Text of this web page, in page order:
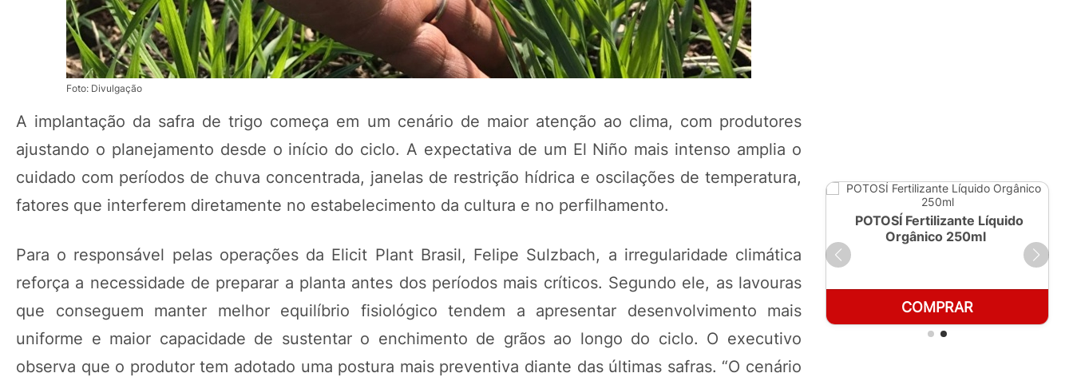
Foto: Divulgação
A implantação da safra de trigo começa em um cenário de maior atenção ao clima, com produtores
ajustando o planejamento desde o início do ciclo. A expectativa de um El Niño mais intenso amplia o
cuidado com períodos de chuva concentrada, janelas de restrição hídrica e oscilações de temperatura,
fatores que interferem diretamente no estabelecimento da cultura e no perfilhamento.
Para o responsável pelas operações da Elicit Plant Brasil, Felipe Sulzbach, a irregularidade climática
reforça a necessidade de preparar a planta antes dos períodos mais críticos. Segundo ele, as lavouras
que conseguem manter melhor equilíbrio fisiológico tendem a apresentar desenvolvimento mais
uniforme e maior capacidade de sustentar o enchimento de grãos ao longo do ciclo. O executivo
observa que o produtor tem adotado uma postura mais preventiva diante das últimas safras. “O cenário
COMPRAR
POTOSÍ Fertilizante Líquido
Orgânico 250ml
COMPRAR